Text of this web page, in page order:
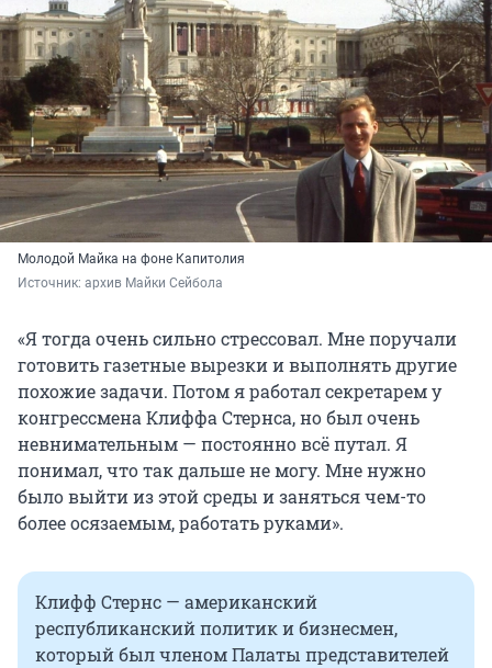
Молодой Майка на фоне Капитолия
Источник: архив Майки Сейбола
«Я тогда очень сильно стрессовал. Мне поручали
готовить газетные вырезки и выполнять другие
похожие задачи. Потом я работал секретарем у
конгрессмена Клиффа Стернса, но был очень
невнимательным — постоянно всё путал. Я
понимал, что так дальше не могу. Мне нужно
было выйти из этой среды и заняться чем-то
более осязаемым, работать руками».
Клифф Стернс — американский
республиканский политик и бизнесмен,
который был членом Палаты представителей